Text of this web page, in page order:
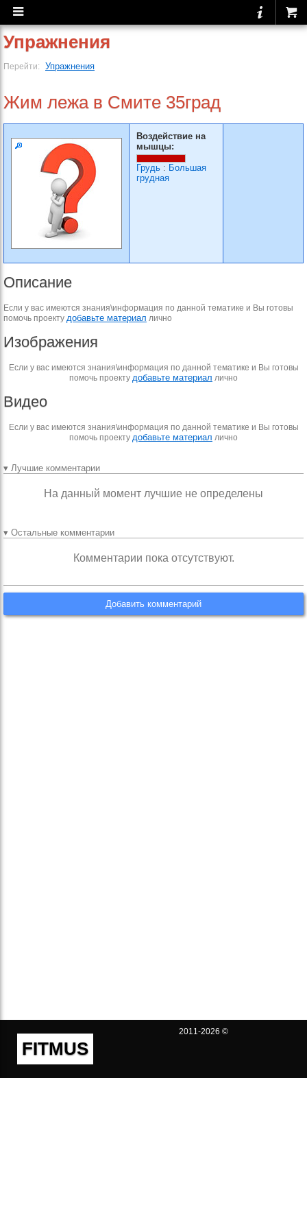
Упражнения
Перейти: Упражнения
Жим лежа в Смите 35град
Воздействие на
мышцы:
Грудь : Большая
грудная
Описание
Если у вас имеются знания\информация по данной тематике и Вы готовы
помочь проекту добавьте материал лично
Изображения
Если у вас имеются знания\информация по данной тематике и Вы готовы
помочь проекту добавьте материал лично
Видео
Если у вас имеются знания\информация по данной тематике и Вы готовы
помочь проекту добавьте материал лично
▾ Лучшие комментарии
На данный момент лучшие не определены
▾ Остальные комментарии
Комментарии пока отсутствуют.
Добавить комментарий
FITMUS
2011-2026 ©